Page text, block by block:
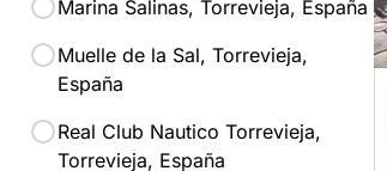
Marina Salinas, Torrevieja, España
Muelle de la Sal, Torrevieja,
España
Real Club Nautico Torrevieja,
Torrevieja, España